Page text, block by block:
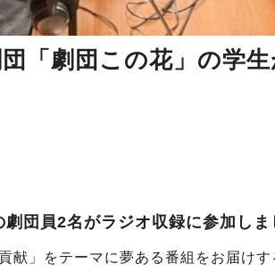
団「劇団この花」の学
団員2名がラジオ収録に参加しま
献」をテーマに夢ある番組をお届け